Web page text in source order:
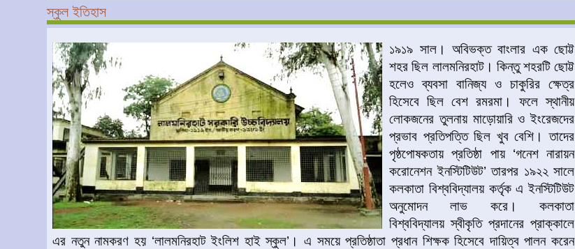
স্কুল ইতিহাস
১৯১৯ সাল। অবিভক্ত বাংলার এক ছোট্ট
শহর ছিল লালমনিরহাট। কিন্তু শহরটি ছোট্ট
হলেও ব্যবসা বানিজ্য ও চাকুরির ক্ষেত্র
হিসেবে ছিল বেশ রমরমা। ফলে স্থানীয়
লোকজনের তুলনায় মাড়োয়ারি ও ইংরেজদের
প্রভাব প্রতিপত্তি ছিল খুব বেশি। তাদের
পৃষ্ঠপোষকতায় প্রতিষ্ঠা পায় ‘গনেশ নারায়ন
করোনেশন ইনস্টিটিউট’ তারপর ১৯২২ সালে
কলকাতা বিশ্ববিদ্যালয় কর্তৃক এ ইনস্টিটিউট
অনুমোদন লাভ করে। কলকাতা
বিশ্ববিদ্যালয় স্বীকৃতি প্রদানের প্রাক্কালে
এর নতুন নামকরণ হয় ‘লালমনিরহাট ইংলিশ হাই স্কুল’। এ সময়ে প্রতিষ্ঠাতা প্রধান শিক্ষক হিসেবে দায়িত্ব পালন করেন